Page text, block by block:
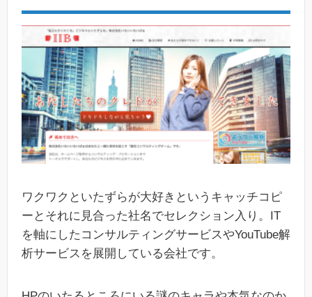
ワクワクといたずらが大好きというキャッチコピ
ーとそれに見合った社名でセレクション入り。IT
を軸にしたコンサルティングサービスやYouTube解
析サービスを展開している会社です。